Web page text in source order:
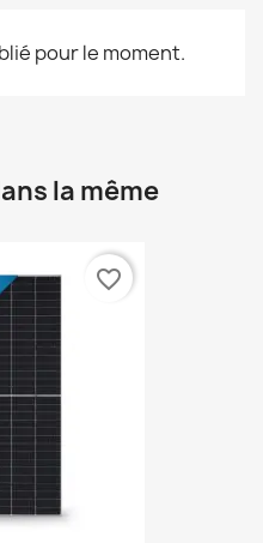
pour le moment.
la même
favorite_border